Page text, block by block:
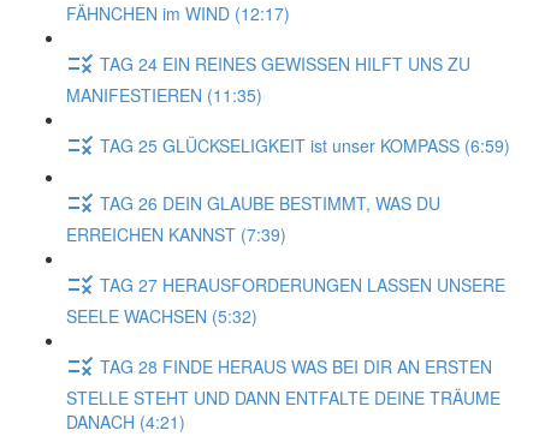
FÄHNCHEN im WIND (12:17)
TAG 24 EIN REINES GEWISSEN HILFT UNS ZU
MANIFESTIEREN (11:35)
TAG 25 GLÜCKSELIGKEIT ist unser KOMPASS (6:59)
TAG 26 DEIN GLAUBE BESTIMMT, WAS DU
ERREICHEN KANNST (7:39)
TAG 27 HERAUSFORDERUNGEN LASSEN UNSERE
SEELE WACHSEN (5:32)
TAG 28 FINDE HERAUS WAS BEI DIR AN ERSTEN
STELLE STEHT UND DANN ENTFALTE DEINE TRÄUME
DANACH (4:21)